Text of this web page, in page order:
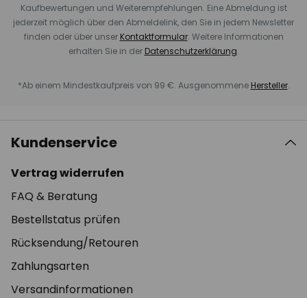
Kaufbewertungen und Weiterempfehlungen. Eine Abmeldung ist
jederzeit möglich über den Abmeldelink, den Sie in jedem Newsletter
finden oder über unser Kontaktformular. Weitere Informationen
erhalten Sie in der Datenschutzerklärung.
*Ab einem Mindestkaufpreis von 99 €. Ausgenommene Hersteller.
Kundenservice
Vertrag widerrufen
FAQ & Beratung
Bestellstatus prüfen
Rücksendung/Retouren
Zahlungsarten
Versandinformationen